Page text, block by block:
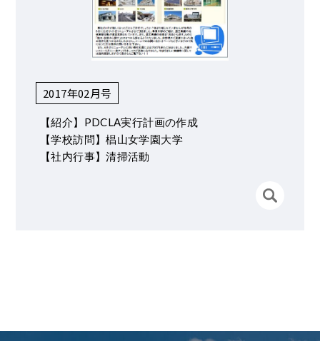
2017年02月号
【紹介】PDCLA実行計画の作成
【学校訪問】椙山女学園大学
【社内行事】清掃活動